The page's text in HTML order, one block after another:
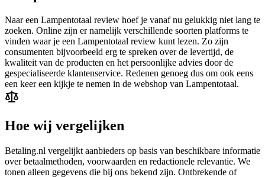
Naar een Lampentotaal review hoef je vanaf nu gelukkig niet lang te
zoeken. Online zijn er namelijk verschillende soorten platforms te
vinden waar je een Lampentotaal review kunt lezen. Zo zijn
consumenten bijvoorbeeld erg te spreken over de levertijd, de
kwaliteit van de producten en het persoonlijke advies door de
gespecialiseerde klantenservice. Redenen genoeg dus om ook eens
een keer een kijkje te nemen in de webshop van Lampentotaal.
Hoe wij vergelijken
Betaling.nl vergelijkt aanbieders op basis van beschikbare informatie
over betaalmethoden, voorwaarden en redactionele relevantie. We
tonen alleen gegevens die bij ons bekend zijn. Ontbrekende of